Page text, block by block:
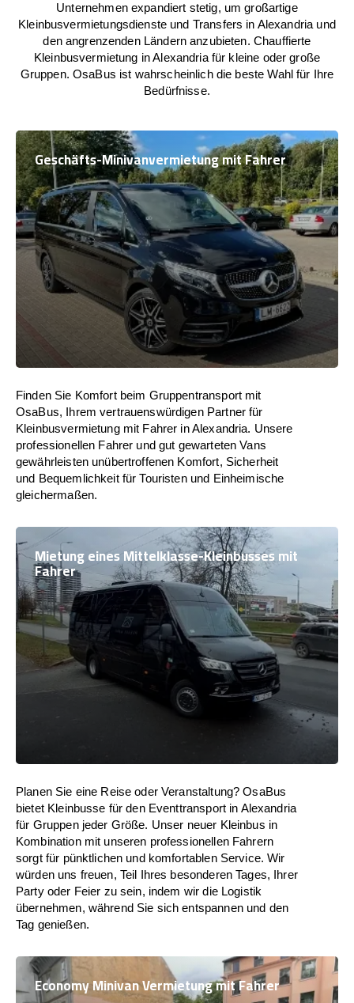
Unternehmen expandiert stetig, um großartige
Kleinbusvermietungsdienste und Transfers in Alexandria und
den angrenzenden Ländern anzubieten. Chauffierte
Kleinbusvermietung in Alexandria für kleine oder große
Gruppen. OsaBus ist wahrscheinlich die beste Wahl für Ihre
Bedürfnisse.
Geschäfts-Minivanvermietung mit Fahrer
Finden Sie Komfort beim Gruppentransport mit
OsaBus, Ihrem vertrauenswürdigen Partner für
Kleinbusvermietung mit Fahrer in Alexandria. Unsere
professionellen Fahrer und gut gewarteten Vans
gewährleisten unübertroffenen Komfort, Sicherheit
und Bequemlichkeit für Touristen und Einheimische
gleichermaßen.
Mietung eines Mittelklasse-Kleinbusses mit
Fahrer
Planen Sie eine Reise oder Veranstaltung? OsaBus
bietet Kleinbusse für den Eventtransport in Alexandria
für Gruppen jeder Größe. Unser neuer Kleinbus in
Kombination mit unseren professionellen Fahrern
sorgt für pünktlichen und komfortablen Service. Wir
würden uns freuen, Teil Ihres besonderen Tages, Ihrer
Party oder Feier zu sein, indem wir die Logistik
übernehmen, während Sie sich entspannen und den
Tag genießen.
Economy Minivan Vermietung mit Fahrer